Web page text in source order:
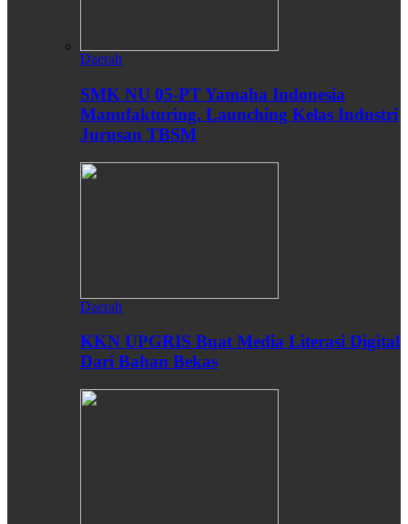
Daerah
SMK NU 05-PT Yamaha Indonesia
Manufakturing, Launching Kelas Industri
Jurusan TBSM
Daerah
KKN UPGRIS Buat Media Literasi Digital
Dari Bahan Bekas